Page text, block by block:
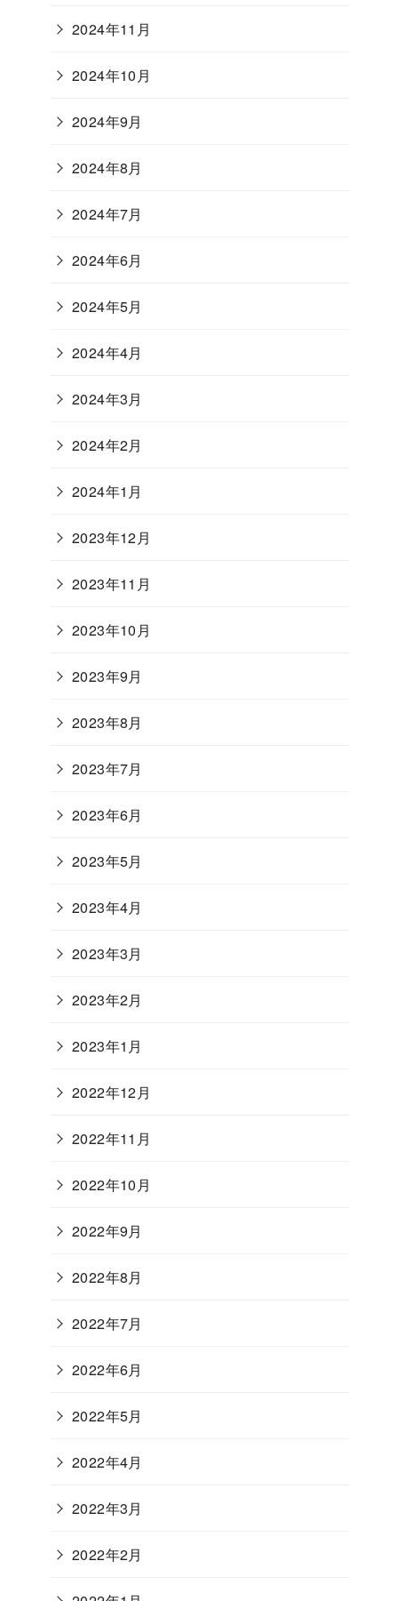
2024年11月
2024年10月
2024年9月
2024年8月
2024年7月
2024年6月
2024年5月
2024年4月
2024年3月
2024年2月
2024年1月
2023年12月
2023年11月
2023年10月
2023年9月
2023年8月
2023年7月
2023年6月
2023年5月
2023年4月
2023年3月
2023年2月
2023年1月
2022年12月
2022年11月
2022年10月
2022年9月
2022年8月
2022年7月
2022年6月
2022年5月
2022年4月
2022年3月
2022年2月